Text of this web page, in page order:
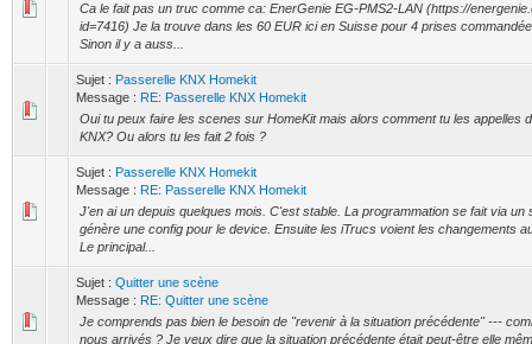
Ca le fait pas un truc comme ca: EnerGenie EG-PMS2-LAN (https://
id=7416) Je la trouve dans les 60 EUR ici en Suisse pour 4 prises
Sinon il y a auss...
Sujet : Passerelle KNX Homekit
Message : RE: Passerelle KNX Homekit
Oui tu peux faire les scenes sur HomeKit mais alors comment tu les appelles
KNX? Ou alors tu les fait 2 fois ?
Sujet : Passerelle KNX Homekit
Message : RE: Passerelle KNX Homekit
J'en ai un depuis quelques mois. C'est stable. La programmation se fait via un
génère une config pour le device. Ensuite les iTrucs voient les changements
Le principal...
Sujet : Quitter une scène
Message : RE: Quitter une scène
Je comprends pas bien le besoin de "revenir à la situation précédente" ---
nous arrivés ? Je veux dire que la situation précédente était peut-être elle